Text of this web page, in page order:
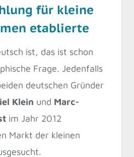
für kleine
etablierte
ist, das ist schon
Frage. Jedenfalls
deutschen Gründer
Klein und Marc-
im Jahr 2012
Markt der kleinen